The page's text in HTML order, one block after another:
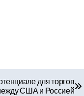
для торгов
США и Россией